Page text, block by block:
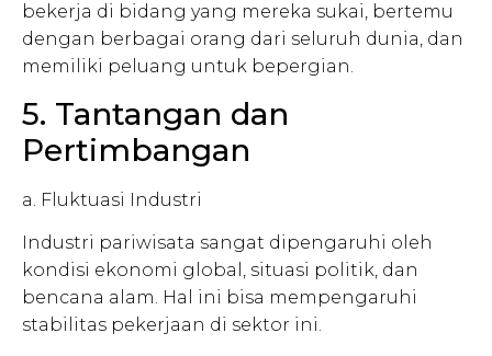
bekerja di bidang yang mereka sukai, bertemu
dengan berbagai orang dari seluruh dunia, dan
memiliki peluang untuk bepergian.
5. Tantangan dan
Pertimbangan
a. Fluktuasi Industri
Industri pariwisata sangat dipengaruhi oleh
kondisi ekonomi global, situasi politik, dan
bencana alam. Hal ini bisa mempengaruhi
stabilitas pekerjaan di sektor ini.